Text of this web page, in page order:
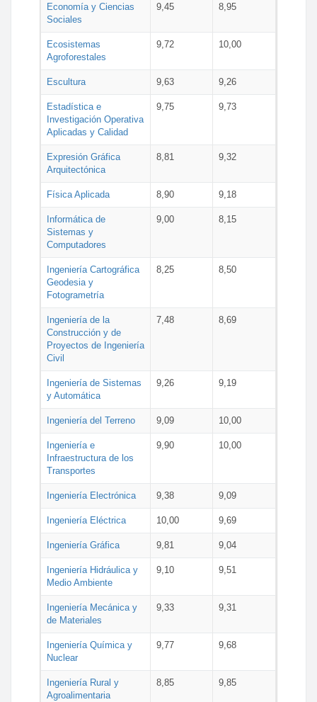
Economía y Ciencias
Sociales
9,45 8,95
Ecosistemas
Agroforestales
9,72 10,00
Escultura 9,63 9,26
Estadística e
Investigación Operativa
Aplicadas y Calidad
9,75 9,73
Expresión Gráfica
Arquitectónica
8,81 9,32
Física Aplicada 8,90 9,18
Informática de
Sistemas y
Computadores
9,00 8,15
Ingeniería Cartográfica
Geodesia y
Fotogrametría
8,25 8,50
Ingeniería de la
Construcción y de
Proyectos de Ingeniería
Civil
7,48 8,69
Ingeniería de Sistemas
y Automática
9,26 9,19
Ingeniería del Terreno 9,09 10,00
Ingeniería e
Infraestructura de los
Transportes
9,90 10,00
Ingeniería Electrónica 9,38 9,09
Ingeniería Eléctrica 10,00 9,69
Ingeniería Gráfica 9,81 9,04
Ingeniería Hidráulica y
Medio Ambiente
9,10 9,51
Ingeniería Mecánica y
de Materiales
9,33 9,31
Ingeniería Química y
Nuclear
9,77 9,68
Ingeniería Rural y
Agroalimentaria
8,85 9,85